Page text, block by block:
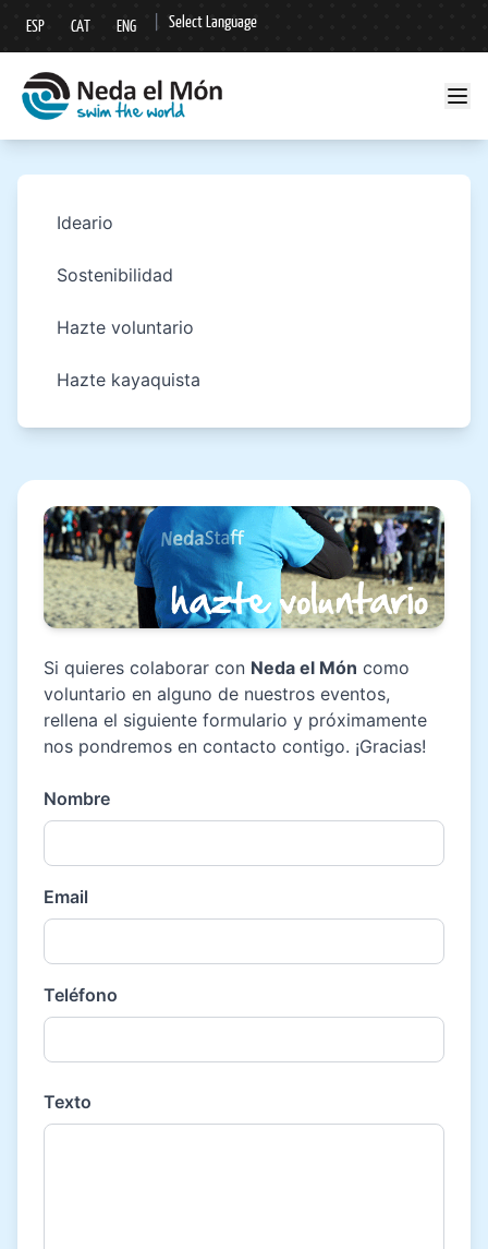
ESP CAT ENG Select Language
▼
Ideario
Sostenibilidad
Hazte voluntario
Hazte kayaquista
Si quieres colaborar con Neda el Món como
voluntario en alguno de nuestros eventos,
rellena el siguiente formulario y próximamente
nos pondremos en contacto contigo. ¡Gracias!
Nombre
Email
Teléfono
Texto